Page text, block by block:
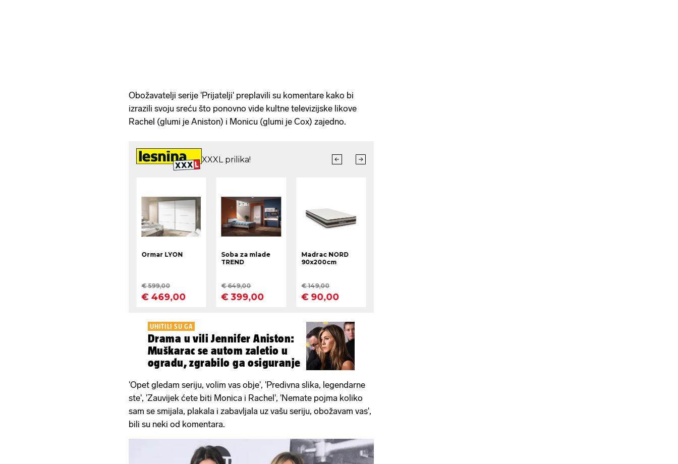
Obožavatelji serije 'Prijatelji' preplavili su komentare kako bi
izrazili svoju sreću što ponovno vide kultne televizijske likove
Rachel (glumi je Aniston) i Monicu (glumi je Cox) zajedno.
UHITILI SU GA
Drama u vili Jennifer Aniston:
Muškarac se autom zaletio u
ogradu, zgrabilo ga osiguranje
'Opet gledam seriju, volim vas obje', 'Predivna slika, legendarne
ste', 'Zauvijek ćete biti Monica i Rachel', 'Nemate pojma koliko
sam se smijala, plakala i zabavljala uz vašu seriju, obožavam vas',
bili su neki od komentara.